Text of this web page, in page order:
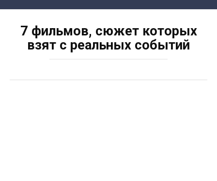
content7 фильмов, сюжет которых
взят с реальных событий